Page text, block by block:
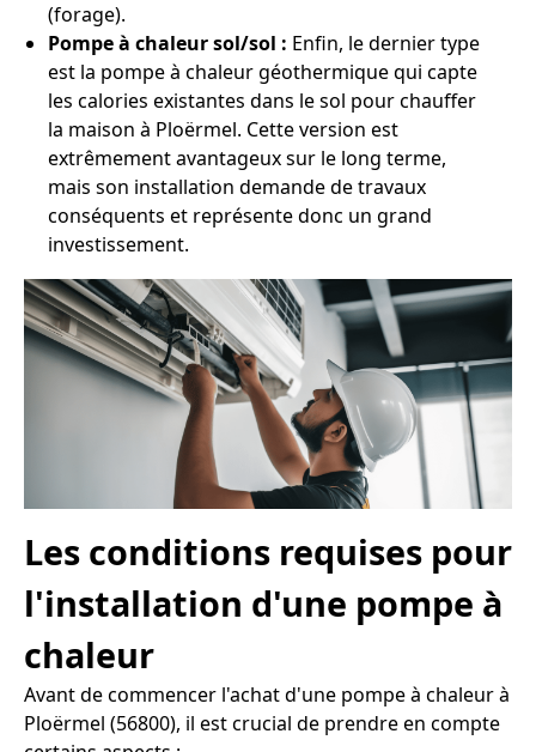
(forage).
Pompe à chaleur sol/sol : Enfin, le dernier type
est la pompe à chaleur géothermique qui capte
les calories existantes dans le sol pour chauffer
la maison à Ploërmel. Cette version est
extrêmement avantageux sur le long terme,
mais son installation demande de travaux
conséquents et représente donc un grand
investissement.
Les conditions requises pour
l'installation d'une pompe à
chaleur
Avant de commencer l'achat d'une pompe à chaleur à
Ploërmel (56800), il est crucial de prendre en compte